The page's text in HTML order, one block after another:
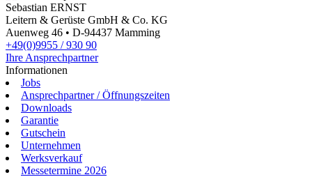
Sebastian ERNST
Leitern & Gerüste GmbH & Co. KG
Auenweg 46 • D-94437 Mamming
+49(0)9955 / 930 90
Ihre Ansprechpartner
Informationen
Jobs
Ansprechpartner / Öffnungszeiten
Downloads
Garantie
Gutschein
Unternehmen
Werksverkauf
Messetermine 2026